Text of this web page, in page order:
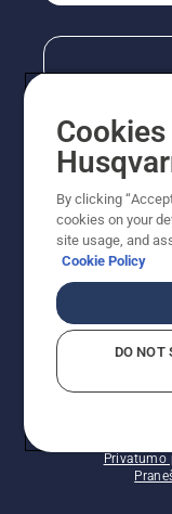
© „Husqvarna
Nurodoma
įskaitant PVM.
"Husqvarna
Privatumo
Cookies
By clicking
cookies on your
site usage, and
Cookie Policy
DO NOT